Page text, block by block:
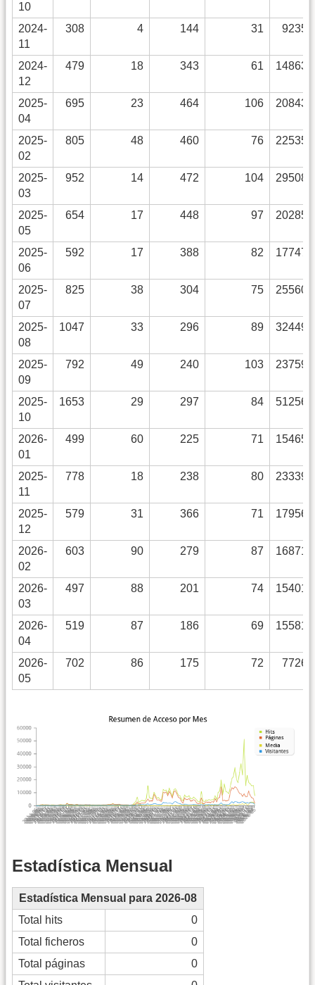
10
2024-
11
308 4 144 31 9235
2024-
12
479 18 343 61 14863
2025-
04
695 23 464 106 20843
2025-
02
805 48 460 76 22535
2025-
03
952 14 472 104 29508
2025-
05
654 17 448 97 20285
2025-
06
592 17 388 82 17747
2025-
07
825 38 304 75 25560
2025-
08
1047 33 296 89 32449
2025-
09
792 49 240 103 23759
2025-
10
1653 29 297 84 51256
2026-
01
499 60 225 71 15465
2025-
11
778 18 238 80 23339
2025-
12
579 31 366 71 17956
2026-
02
603 90 279 87 16871
2026-
03
497 88 201 74 15401
2026-
04
519 87 186 69 15581
2026-
05
702 86 175 72 7726
Estadística Mensual
Estadística Mensual para 2026-08
Total hits
0
Total ficheros
0
Total páginas
0